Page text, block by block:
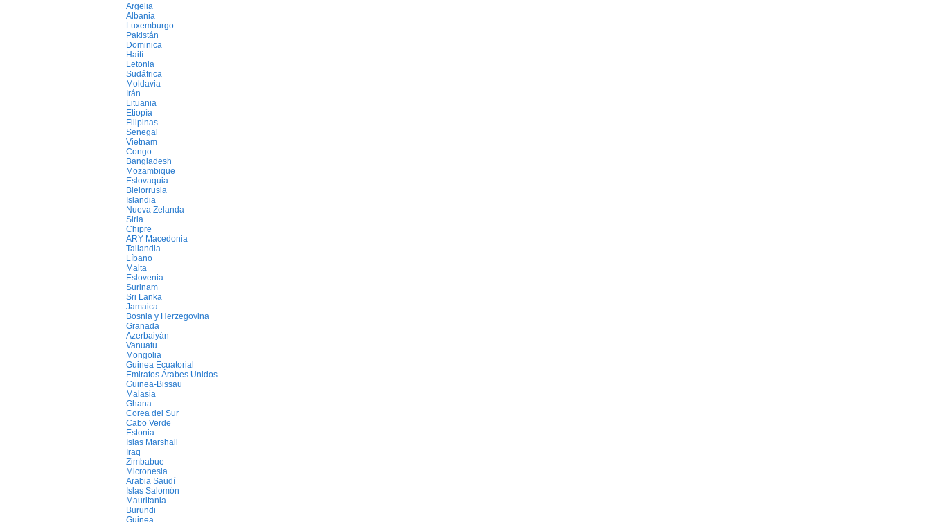
Argelia
Albania
Luxemburgo
Pakistán
Dominica
Haití
Letonia
Sudáfrica
Moldavia
Irán
Lituania
Etiopía
Filipinas
Senegal
Vietnam
Congo
Bangladesh
Mozambique
Eslovaquia
Bielorrusia
Islandia
Nueva Zelanda
Siria
Chipre
ARY Macedonia
Tailandia
Líbano
Malta
Eslovenia
Surinam
Sri Lanka
Jamaica
Bosnia y Herzegovina
Granada
Azerbaiyán
Vanuatu
Mongolia
Guinea Ecuatorial
Emiratos Árabes Unidos
Guinea-Bissau
Malasia
Ghana
Corea del Sur
Cabo Verde
Estonia
Islas Marshall
Iraq
Zimbabue
Micronesia
Arabia Saudí
Islas Salomón
Mauritania
Burundi
Guinea